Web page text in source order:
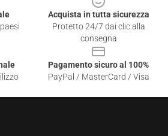
Acquista in tutta sicurezza
Protetto 24/7 dai clic alla
consegna
Pagamento sicuro al 100%
PayPal / MasterCard / Visa